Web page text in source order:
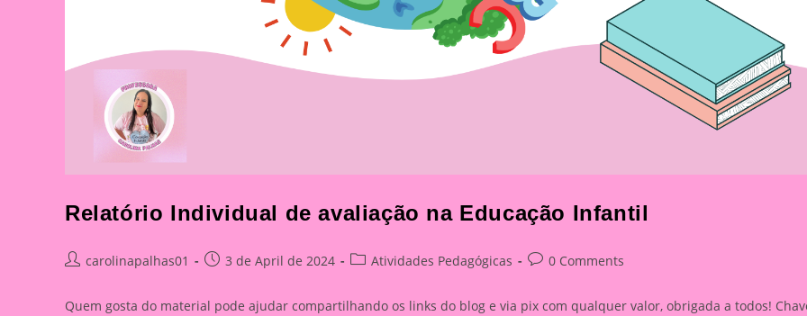
Relatório Individual de avaliação na Educação Infantil
Postcarolinapalhas01
Post3 de April de 2024
PostAtividades Pedagógicas
Post0 Comments
Quem gosta do material pode ajudar compartilhando os links do blog e via pix com qualquer valor, obrigada a todos!